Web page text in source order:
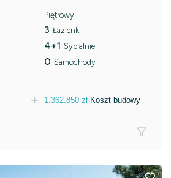
Piętrowy
3 Łazienki
4+1 Sypialnie
0 Samochody
1.362.850 zł Koszt budowy